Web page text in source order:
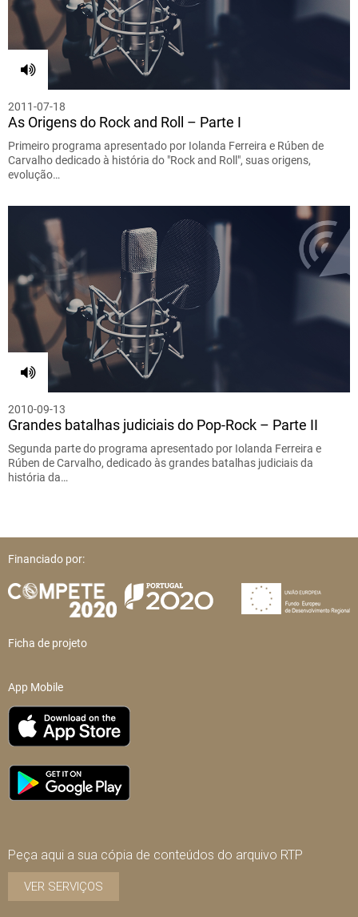
2011-07-18
As Origens do Rock and Roll – Parte I
Primeiro programa apresentado por Iolanda Ferreira e Rúben de
Carvalho dedicado à história do "Rock and Roll", suas origens,
evolução…
2010-09-13
Grandes batalhas judiciais do Pop-Rock – Parte II
Segunda parte do programa apresentado por Iolanda Ferreira e
Rúben de Carvalho, dedicado às grandes batalhas judiciais da
história da…
Financiado por:
Ficha de projeto
App Mobile
Peça aqui a sua cópia de conteúdos do arquivo RTP
VER SERVIÇOS